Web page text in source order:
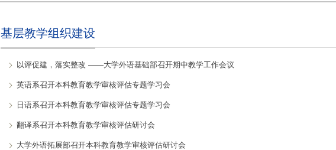
基层教学组织建设
以评促建，落实整改 ——大学外语基础部召开期中教学工作会议
英语系召开本科教育教学审核评估专题学习会
日语系召开本科教育教学审核评估专题学习会
翻译系召开本科教育教学审核评估研讨会
大学外语拓展部召开本科教育教学审核评估研讨会